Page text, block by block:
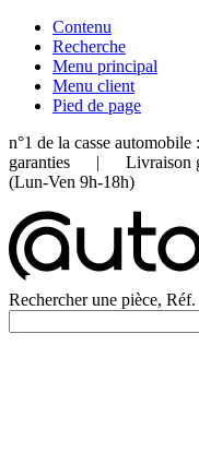
Contenu
Recherche
Menu principal
Menu client
Pied de page
n°1 de la casse
garanties | Livraison
(Lun-Ven 9h-18h)
Rechercher une pièce,